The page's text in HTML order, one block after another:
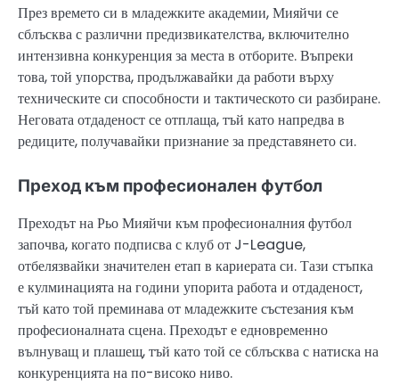
През времето си в младежките академии, Мияйчи се
сблъсква с различни предизвикателства, включително
интензивна конкуренция за места в отборите. Въпреки
това, той упорства, продължавайки да работи върху
техническите си способности и тактическото си разбиране.
Неговата отдаденост се отплаща, тъй като напредва в
редиците, получавайки признание за представянето си.
Преход към професионален футбол
Преходът на Рьо Мияйчи към професионалния футбол
започва, когато подписва с клуб от J-League,
отбелязвайки значителен етап в кариерата си. Тази стъпка
е кулминацията на години упорита работа и отдаденост,
тъй като той преминава от младежките състезания към
професионалната сцена. Преходът е едновременно
вълнуващ и плашещ, тъй като той се сблъсква с натиска на
конкуренцията на по-високо ниво.